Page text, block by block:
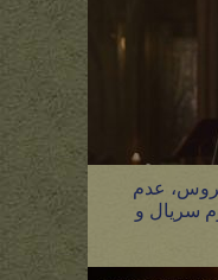
عدم
سریال و